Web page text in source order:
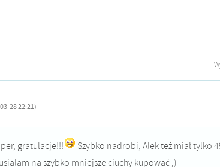
28 22:21)
gratulacje!!!
Szybko nadrobi, Alek też miał tylko
na szybko mniejsze ciuchy kupować ;)